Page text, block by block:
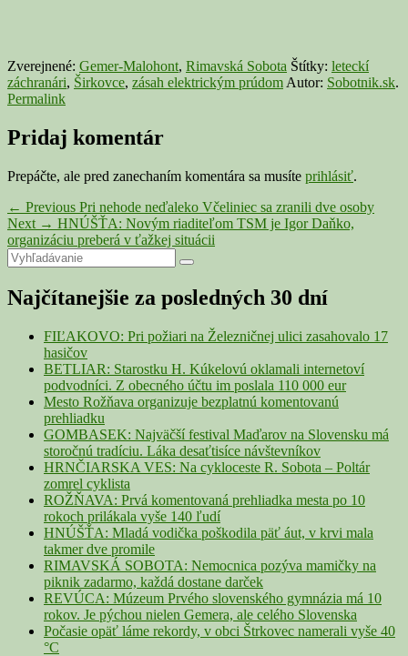
Zverejnené: Gemer-Malohont, Rimavská Sobota Štítky: leteckí
záchranári, Širkovce, zásah elektrickým prúdom Autor: Sobotnik.sk.
Permalink
Pridaj komentár
Prepáčte, ale pred zanechaním komentára sa musíte prihlásiť.
Navigácia
v
článku
← Previous Previous
post:
Pri nehode neďaleko Včeliniec sa zranili dve osoby
Next → Next
post:
HNÚŠŤA: Novým riaditeľom TSM je Igor Daňko,
organizáciu preberá v ťažkej situácii
Primary
Sidebar
Widget
Area
Search
for:
Search
Najčítanejšie za posledných 30 dní
FIĽAKOVO: Pri požiari na Železničnej ulici zasahovalo 17
hasičov
BETLIAR: Starostku H. Kúkelovú oklamali internetoví
podvodníci. Z obecného účtu im poslala 110 000 eur
Mesto Rožňava organizuje bezplatnú komentovanú
prehliadku
GOMBASEK: Najväčší festival Maďarov na Slovensku má
storočnú tradíciu. Láka desaťtisíce návštevníkov
HRNČIARSKA VES: Na cykloceste R. Sobota – Poltár
zomrel cyklista
ROŽŇAVA: Prvá komentovaná prehliadka mesta po 10
rokoch prilákala vyše 140 ľudí
HNÚŠŤA: Mladá vodička poškodila päť áut, v krvi mala
takmer dve promile
RIMAVSKÁ SOBOTA: Nemocnica pozýva mamičky na
piknik zadarmo, každá dostane darček
REVÚCA: Múzeum Prvého slovenského gymnázia má 10
rokov. Je pýchou nielen Gemera, ale celého Slovenska
Počasie opäť láme rekordy, v obci Štrkovec namerali vyše 40
°C